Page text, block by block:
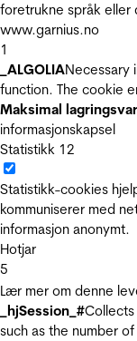
foretrukne språk eller
www.garnius.no
1
_ALGOLIANecessary
function. The cookie
Maksimal
informasjonskapsel
Statistikk 12
Statistikk-cookies
kommuniserer med
informasjon anonymt.
Hotjar
5
Lær mer om denne
_hjSession_#
such as the number